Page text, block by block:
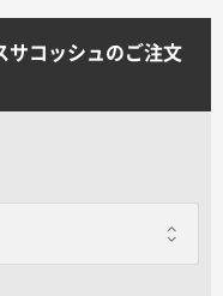
サコッシュのご注文